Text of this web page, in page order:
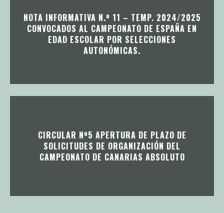
NOTA INFORMATIVA N.º 11 – TEMP. 2024/2025
CONVOCADOS AL CAMPEONATO DE ESPAÑA EN
EDAD ESCOLAR POR SELECCIONES
AUTONÓMICAS.
CIRCULAR Nº5 APERTURA DE PLAZO DE
SOLICITUDES DE ORGANIZACIÓN DEL
CAMPEONATO DE CANARIAS ABSOLUTO